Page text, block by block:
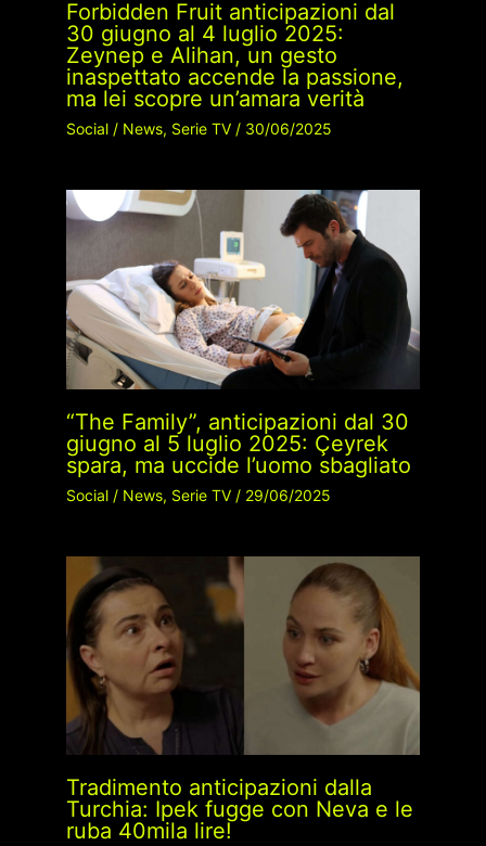
Forbidden Fruit anticipazioni dal
30 giugno al 4 luglio 2025:
Zeynep e Alihan, un gesto
inaspettato accende la passione,
ma lei scopre un’amara verità
Social/ News, Serie TV/ 30/06/2025
“The Family”, anticipazioni dal 30
giugno al 5 luglio 2025: Çeyrek
spara, ma uccide l’uomo sbagliato
Social/ News, Serie TV/ 29/06/2025
Tradimento anticipazioni dalla
Turchia: Ipek fugge con Neva e le
ruba 40mila lire!